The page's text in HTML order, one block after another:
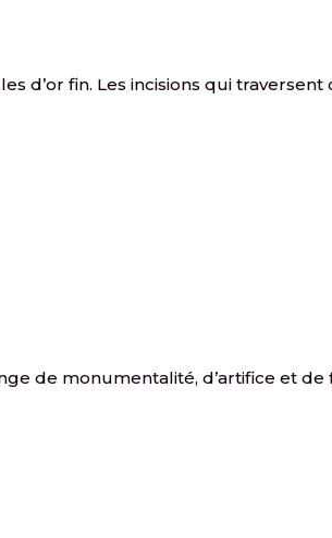
d’or fin. Les incisions qui
de monumentalité, d’artifice et